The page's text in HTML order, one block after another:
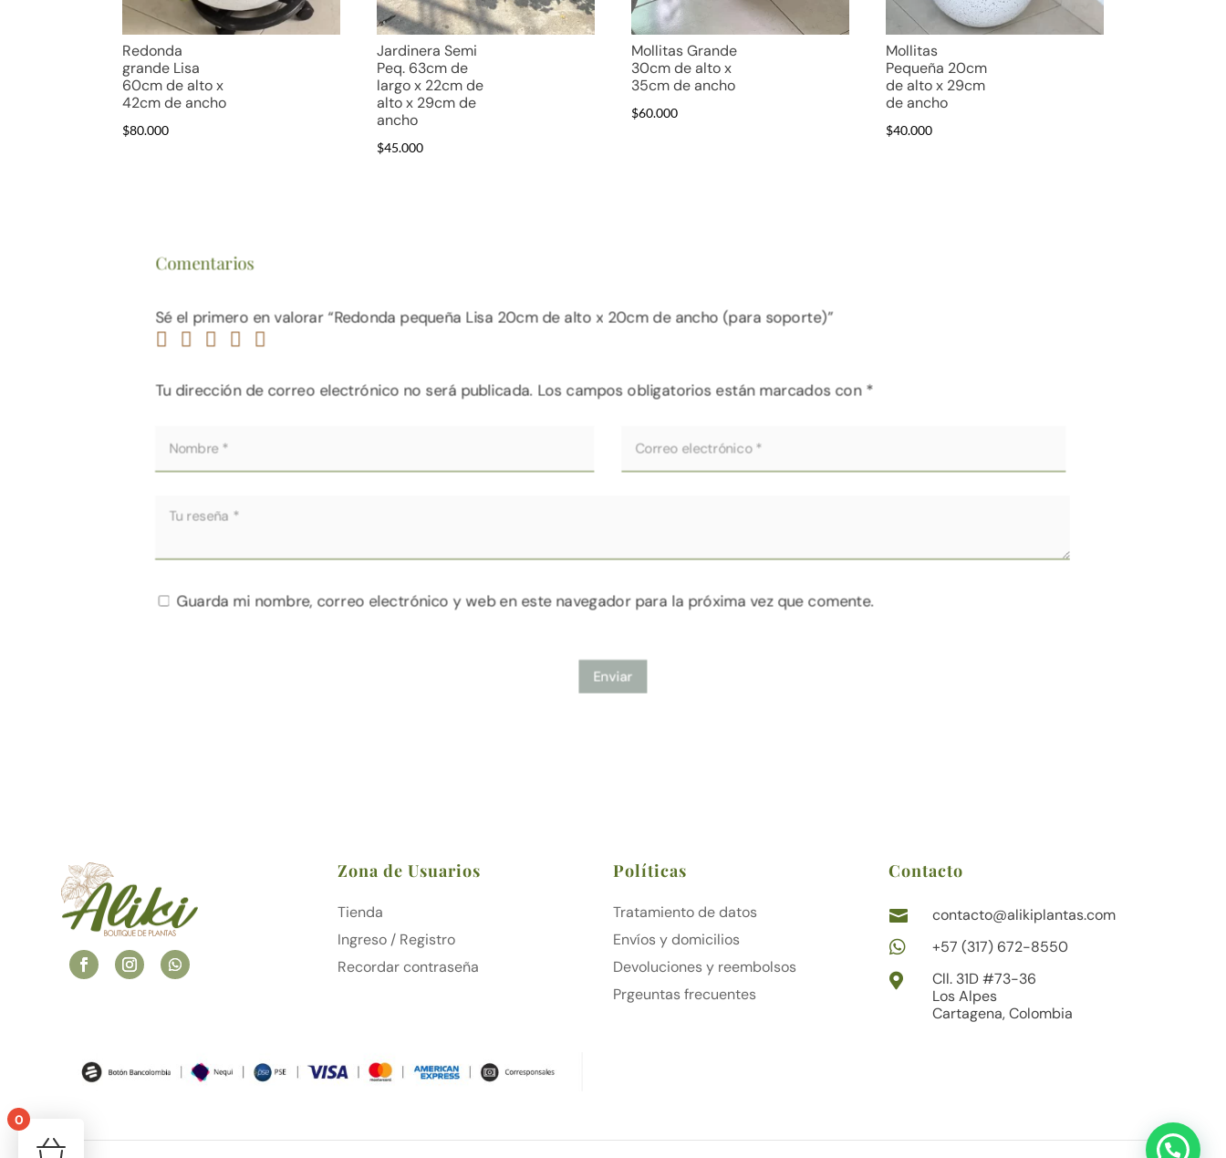
Redonda
grande Lisa
60cm de alto x
42cm de ancho
$80.000
Jardinera Semi
Peq. 63cm de
largo x 22cm de
alto x 29cm de
ancho
$45.000
Mollitas Grande
30cm de alto x
35cm de ancho
$60.000
Mollitas
Pequeña 20cm
de alto x 29cm
de ancho
$40.000
Comentarios
Sé el primero en valorar “Redonda pequeña Lisa 20cm de alto x 20cm de ancho (para soporte)”
Tu dirección de correo electrónico no será publicada. Los campos obligatorios están marcados con *
Guarda mi nombre, correo electrónico y web en este navegador para la próxima vez que comente.
Enviar
Zona de Usuarios
Tienda
Ingreso / Registro
Recordar contraseña
Políticas
Tratamiento de datos
Envíos y domicilios
Devoluciones y reembolsos
Prgeuntas frecuentes
Contacto

contacto@alikiplantas.com

+57 (317) 672-8550

Cll. 31D #73-36
Los Alpes
Cartagena, Colombia
0